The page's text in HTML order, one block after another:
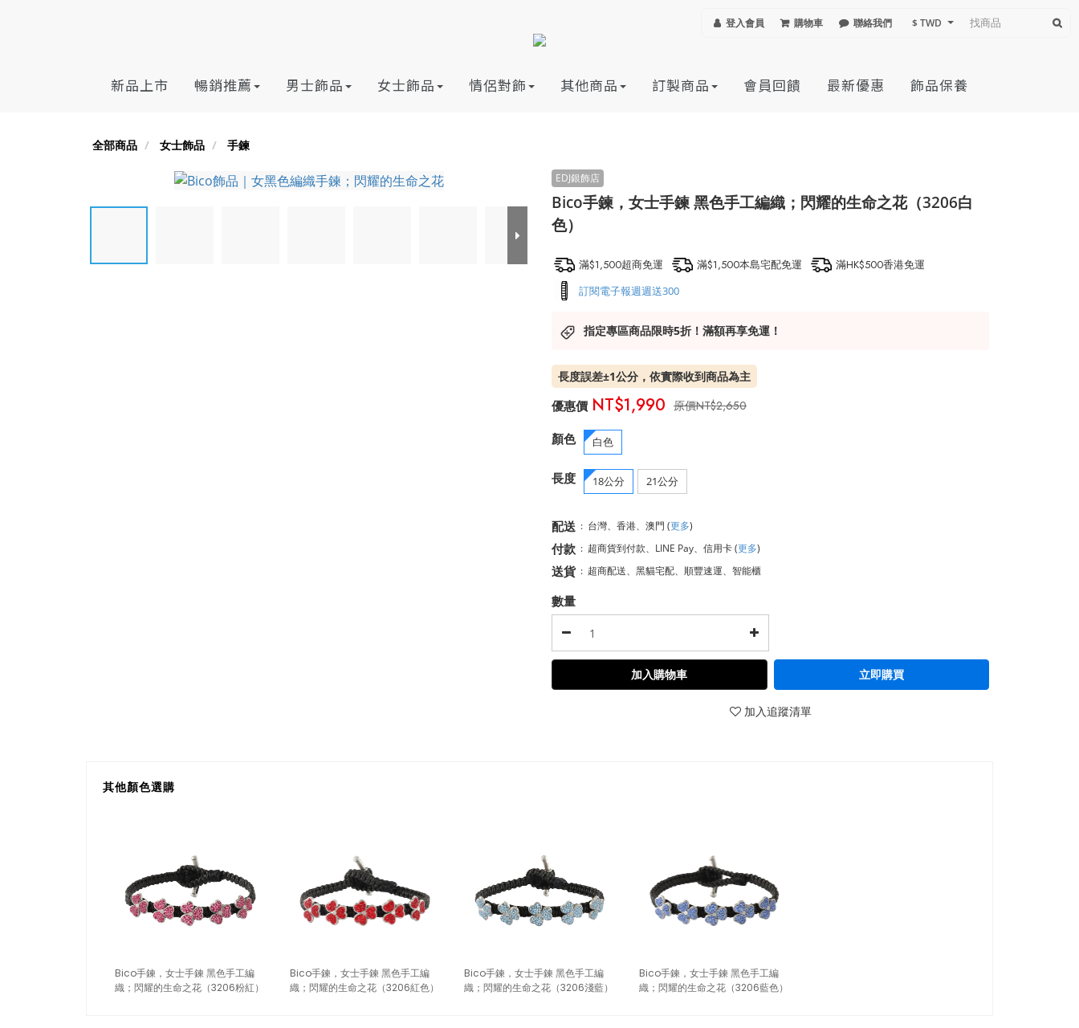
登入會員 購物車 聯絡我們 $ TWD
新品上市 暢銷推薦 男士飾品 女士飾品 情侶對飾 其他商品 訂製商品 會員回饋 最新優惠 飾品保養
全部商品 女士飾品 手鍊
Bico手鍊，女士手鍊 黑色手工編織；閃耀的生命之花（3206白
色）
滿$1,500超商免運 滿$1,500本島宅配免運 滿HK$500香港免運
訂閱電子報週週送300
指定專區商品限時5折！滿額再享免運！
長度誤差±1公分，依實際收到商品為主
NT$2,650
NT$1,990
顏色 白色
長度 18公分 21公分
配送 : 台灣、香港、澳門 (更多)
付款 : 超商貨到付款、LINE Pay、信用卡(更多)
送貨 : 超商配送、黑貓宅配、順豐速運、智能櫃
數量
加入購物車 立即購買
加入追蹤清單
其他顏色選購
Bico手鍊，女士手鍊 黑色手工編
織；閃耀的生命之花（3206粉紅）
Bico手鍊，女士手鍊 黑色手工編
織；閃耀的生命之花（3206紅色）
Bico手鍊，女士手鍊 黑色手工編
織；閃耀的生命之花（3206淺藍）
Bico手鍊，女士手鍊 黑色手工編
織；閃耀的生命之花（3206藍色）